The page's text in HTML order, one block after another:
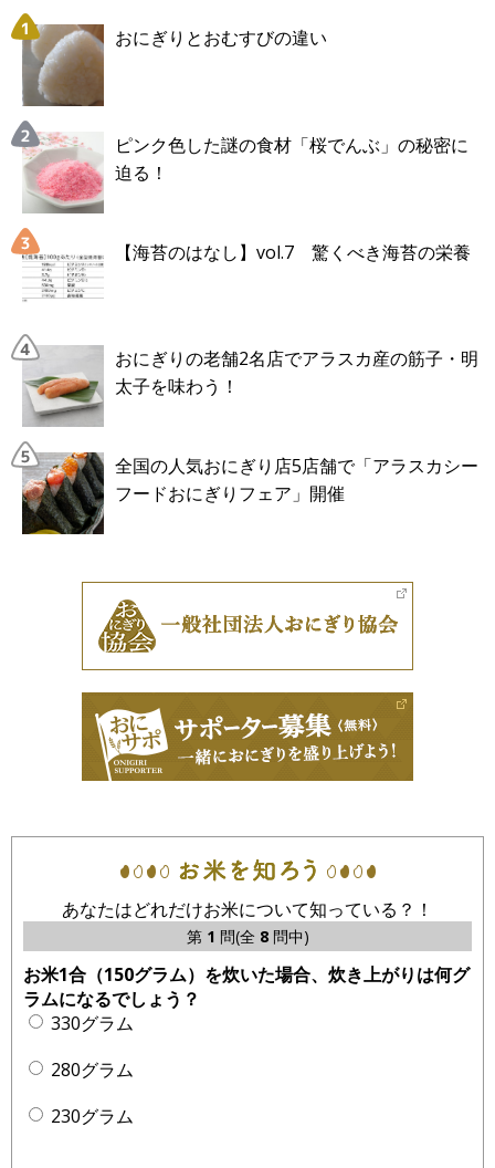
おにぎりとおむすびの違い
ピンク色した謎の食材「桜でんぶ」の秘密に
迫る！
【海苔のはなし】vol.7 驚くべき海苔の栄養
おにぎりの老舗2名店でアラスカ産の筋子・明
太子を味わう！
全国の人気おにぎり店5店舗で「アラスカシー
フードおにぎりフェア」開催
あなたはどれだけお米について知っている？！
第 1 問(全 8問中)
お米1合（150グラム）を炊いた場合、炊き上がりは何グ
ラムになるでしょう？
330グラム
280グラム
230グラム